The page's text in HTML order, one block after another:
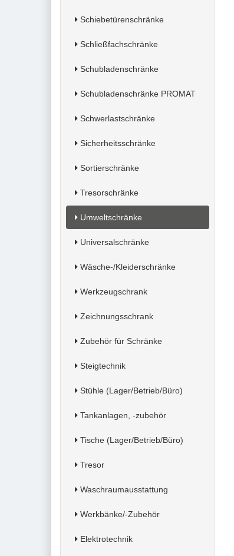
Schiebetürenschränke
Schließfachschränke
Schubladenschränke
Schubladenschränke PROMAT
Schwerlastschränke
Sicherheitsschränke
Sortierschränke
Tresorschränke
Umweltschränke
Universalschränke
Wäsche-/Kleiderschränke
Werkzeugschrank
Zeichnungsschrank
Zubehör für Schränke
Steigtechnik
Stühle (Lager/Betrieb/Büro)
Tankanlagen, -zubehör
Tische (Lager/Betrieb/Büro)
Tresor
Waschraumausstattung
Werkbänke/-Zubehör
Elektrotechnik